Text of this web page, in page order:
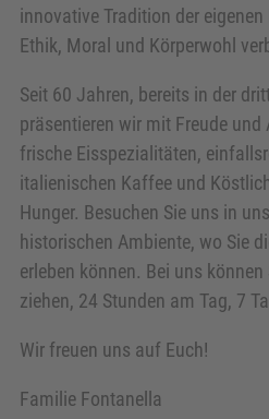
innovative Tradition der
Ethik, Moral und Körperwohl
Seit 60 Jahren, bereits in der
präsentieren wir mit Freude
frische Eisspezialitäten,
italienischen Kaffee und
Hunger. Besuchen Sie uns in
historischen Ambiente, wo Sie
erleben können. Bei uns
ziehen, 24 Stunden am Tag, 7
Wir freuen uns auf Euch!
Familie Fontanella